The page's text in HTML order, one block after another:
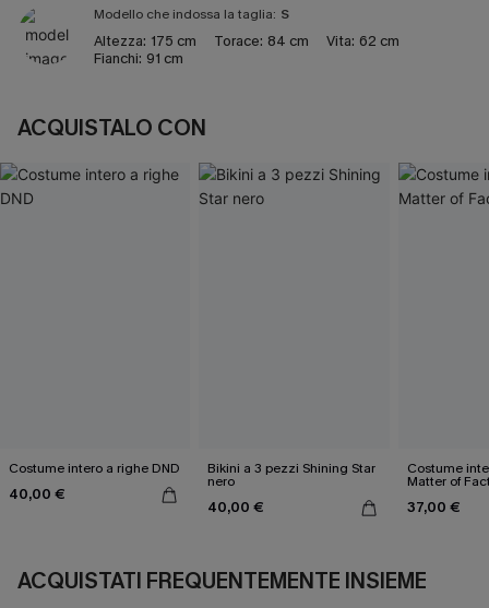
Modello che indossa la taglia: S
Altezza: 175 cm Torace: 84 cm Vita: 62 cm
Fianchi: 91 cm
ACQUISTALO CON
Costume intero a righe DND
40,00 €
Bikini a 3 pezzi Shining Star
nero
40,00 €
Costume
Matter of
37,00 €
ACQUISTATI FREQUENTEMENTE INSIEME